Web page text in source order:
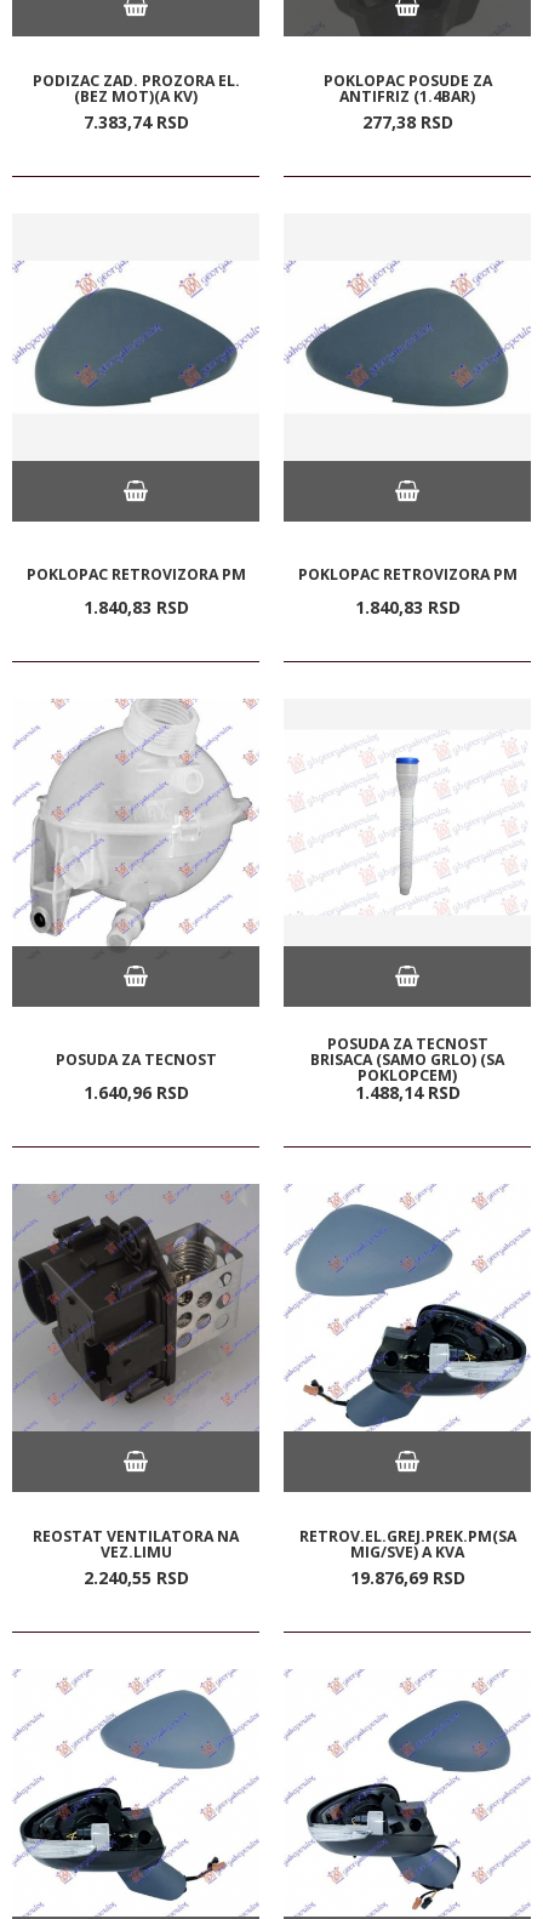
PODIZAC ZAD. PROZORA EL.
(BEZ MOT)(A KV)
7.383,74 RSD
POKLOPAC POSUDE ZA
ANTIFRIZ (1.4BAR)
277,38 RSD
POKLOPAC RETROVIZORA PM
1.840,83 RSD
POKLOPAC RETROVIZORA PM
1.840,83 RSD
POSUDA ZA TECNOST
1.640,96 RSD
POSUDA ZA TECNOST
BRISACA (SAMO GRLO) (SA
POKLOPCEM)
1.488,14 RSD
REOSTAT VENTILATORA NA
VEZ.LIMU
2.240,55 RSD
RETROV.EL.GREJ.PREK.PM(SA
MIG/SVE) A KVA
19.876,69 RSD